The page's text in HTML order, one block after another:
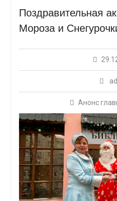
Поздравительная
Мороза и
Анонс